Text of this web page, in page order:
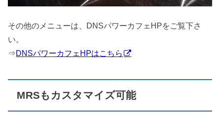
その他のメニューは、DNSパワーカフェHPをご覧下さ
い。
⇒DNSパワーカフェHPはこちら
MRSもカスタマイズ可能